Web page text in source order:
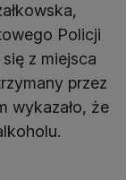
Policji
z miejsca
przez
wykazało, że